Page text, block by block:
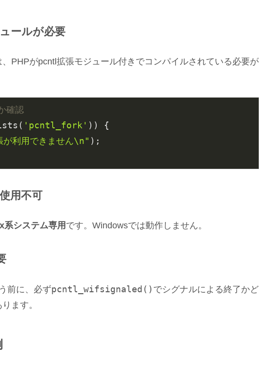
ールが必要
PHPがpcntl拡張モジュール付きでコンパイルされている必要が
確認
'pcntl_fork' )) {
利用できません\n" );
用不可
システム専用です。Windowsでは動作しません。
前に、必ずpcntl_wifsignaled() でシグナルによる終了かど
ます。